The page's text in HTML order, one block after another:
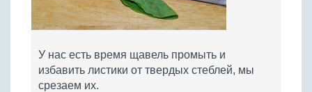
У нас есть время щавель промыть и
избавить листики от твердых стеблей, мы
срезаем их.